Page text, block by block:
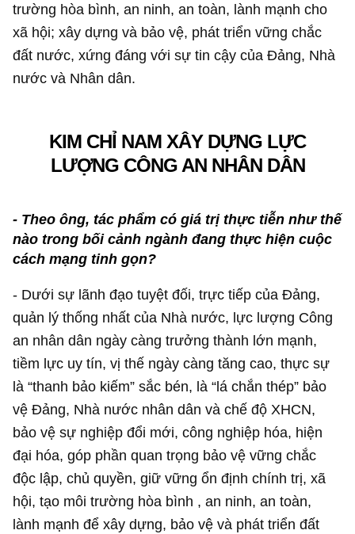
trường hòa bình, an ninh, an toàn, lành mạnh cho
xã hội; xây dựng và bảo vệ, phát triển vững chắc
đất nước, xứng đáng với sự tin cậy của Đảng, Nhà
nước và Nhân dân.
KIM CHỈ NAM XÂY DỰNG LỰC
LƯỢNG CÔNG AN NHÂN DÂN
- Theo ông, tác phẩm có giá trị thực tiễn như thế
nào trong bối cảnh ngành đang thực hiện cuộc
cách mạng tinh gọn?
- Dưới sự lãnh đạo tuyệt đối, trực tiếp của Đảng,
quản lý thống nhất của Nhà nước, lực lượng Công
an nhân dân ngày càng trưởng thành lớn mạnh,
tiềm lực uy tín, vị thế ngày càng tăng cao, thực sự
là “thanh bảo kiếm” sắc bén, là “lá chắn thép” bảo
vệ Đảng, Nhà nước nhân dân và chế độ XHCN,
bảo vệ sự nghiệp đổi mới, công nghiệp hóa, hiện
đại hóa, góp phần quan trọng bảo vệ vững chắc
độc lập, chủ quyền, giữ vững ổn định chính trị, xã
hội, tạo môi trường hòa bình , an ninh, an toàn,
lành mạnh để xây dựng, bảo vệ và phát triển đất